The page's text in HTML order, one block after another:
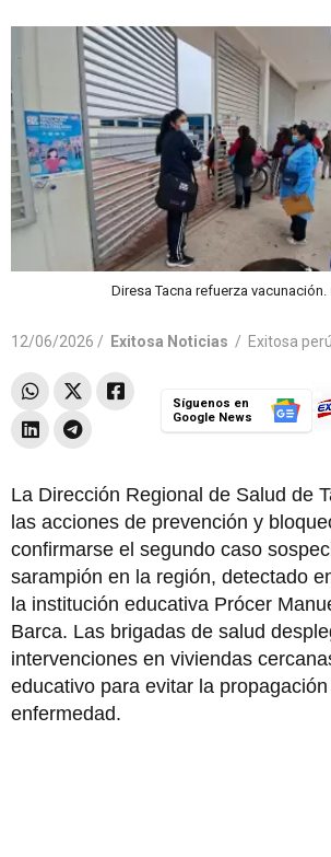
Diresa Tacna refuerza vacunación.
12/06/2026 / Exitosa Noticias / Exitosa perú
Síguenos en
Google News
La Dirección Regional de Salud de
las acciones de prevención y
confirmarse el segundo caso
sarampión en la región, detectado
la institución educativa Prócer
Barca. Las brigadas de salud
intervenciones en viviendas
educativo para evitar la
enfermedad.